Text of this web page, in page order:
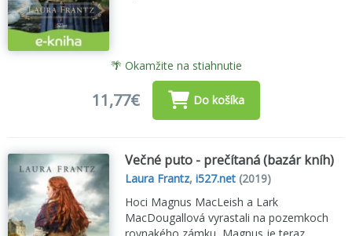
🌴 Okamžite na stiahnutie
11,77€ Do košíka
Večné puto - prečítaná (bazár kníh)
Laura Frantz,i527.net (2019)
Hoci Magnus MacLeish a Lark
MacDougallová vyrastali na pozemkoch